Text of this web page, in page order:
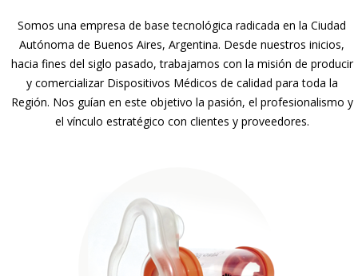
Somos una empresa de base tecnológica radicada en la Ciudad
Autónoma de Buenos Aires, Argentina. Desde nuestros inicios,
hacia fines del siglo pasado, trabajamos con la misión de producir
y comercializar Dispositivos Médicos de calidad para toda la
Región. Nos guían en este objetivo la pasión, el profesionalismo y
el vínculo estratégico con clientes y proveedores.